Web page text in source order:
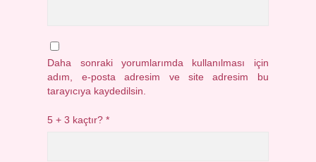
Daha sonraki yorumlarımda kullanılması için
adım, e-posta adresim ve site adresim bu
tarayıcıya kaydedilsin.
5 + 3 kaçtır?*